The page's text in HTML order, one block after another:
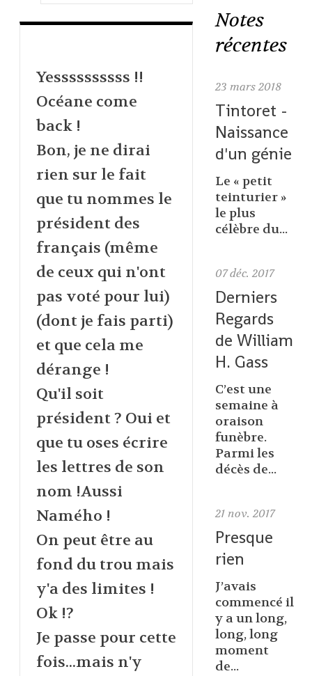
Yessssssssss !!
Océane come
back !
Bon, je ne dirai
rien sur le fait
que tu nommes le
président des
français (même
de ceux qui n'ont
pas voté pour lui)
(dont je fais parti)
et que cela me
dérange !
Qu'il soit
président ? Oui et
que tu oses écrire
les lettres de son
nom !Aussi
Namého !
On peut être au
fond du trou mais
y'a des limites !
Ok !?
Je passe pour cette
fois...mais n'y
Notes
récentes
23 mars 2018
Tintoret -
Naissance
d'un génie
Le « petit
teinturier »
le plus
célèbre du...
07 déc. 2017
Derniers
Regards
de William
H. Gass
C’est une
semaine à
oraison
funèbre.
Parmi les
décès de...
21 nov. 2017
Presque
rien
J’avais
commencé il
y a un long,
long, long
moment
de...